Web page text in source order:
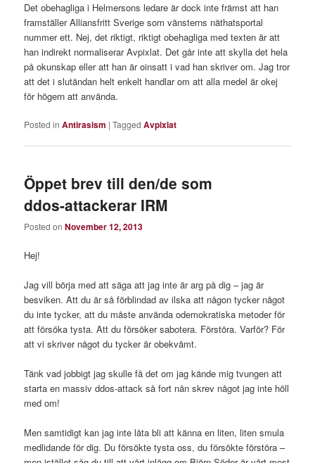
Det obehagliga i Helmersons ledare är dock inte främst att han
framställer Alliansfritt Sverige som vänsterns näthatsportal
nummer ett. Nej, det riktigt, riktigt obehagliga med texten är att
han indirekt normaliserar Avpixlat. Det går inte att skylla det hela
på okunskap eller att han är oinsatt i vad han skriver om. Jag tror
att det i slutändan helt enkelt handlar om att alla medel är okej
för högern att använda.
Posted in Antirasism |Tagged Avpixlat
Öppet brev till den/de som
ddos-attackerar IRM
Posted onNovember 12, 2013
Hej!
Jag vill börja med att säga att jag inte är arg på dig – jag är
besviken. Att du är så förblindad av ilska att någon tycker något
du inte tycker, att du måste använda odemokratiska metoder för
att försöka tysta. Att du försöker sabotera. Förstöra. Varför? För
att vi skriver något du tycker är obekvämt.
Tänk vad jobbigt jag skulle få det om jag kände mig tvungen att
starta en massiv ddos-attack så fort nån skrev något jag inte höll
med om!
Men samtidigt kan jag inte låta bli att känna en liten, liten smula
medlidande för dig. Du försökte tysta oss, du försökte förstöra –